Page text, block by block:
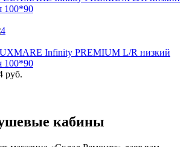
Infinity PREMIUM L/R низкий
100*90
руб.
кабины